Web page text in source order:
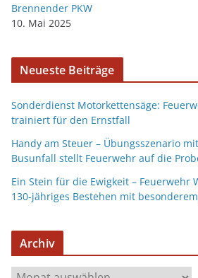
Brennender PKW
10. Mai 2025
Neueste Beiträge
Sonderdienst Motorkettensäge:
trainiert für den Ernstfall
Handy am Steuer – Übungsszenario
Busunfall stellt Feuerwehr auf die
Ein Stein für die Ewigkeit – Feuerwehr
130-jähriges Bestehen mit
Archiv